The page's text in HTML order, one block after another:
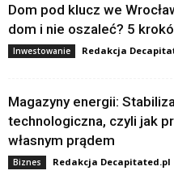
Dom pod klucz we
dom i nie oszaleć? 5
Inwestowanie Redakcja
Magazyny energii:
technologiczna, czyli jak
własnym prądem
Biznes Redakcja Decapitated.pl